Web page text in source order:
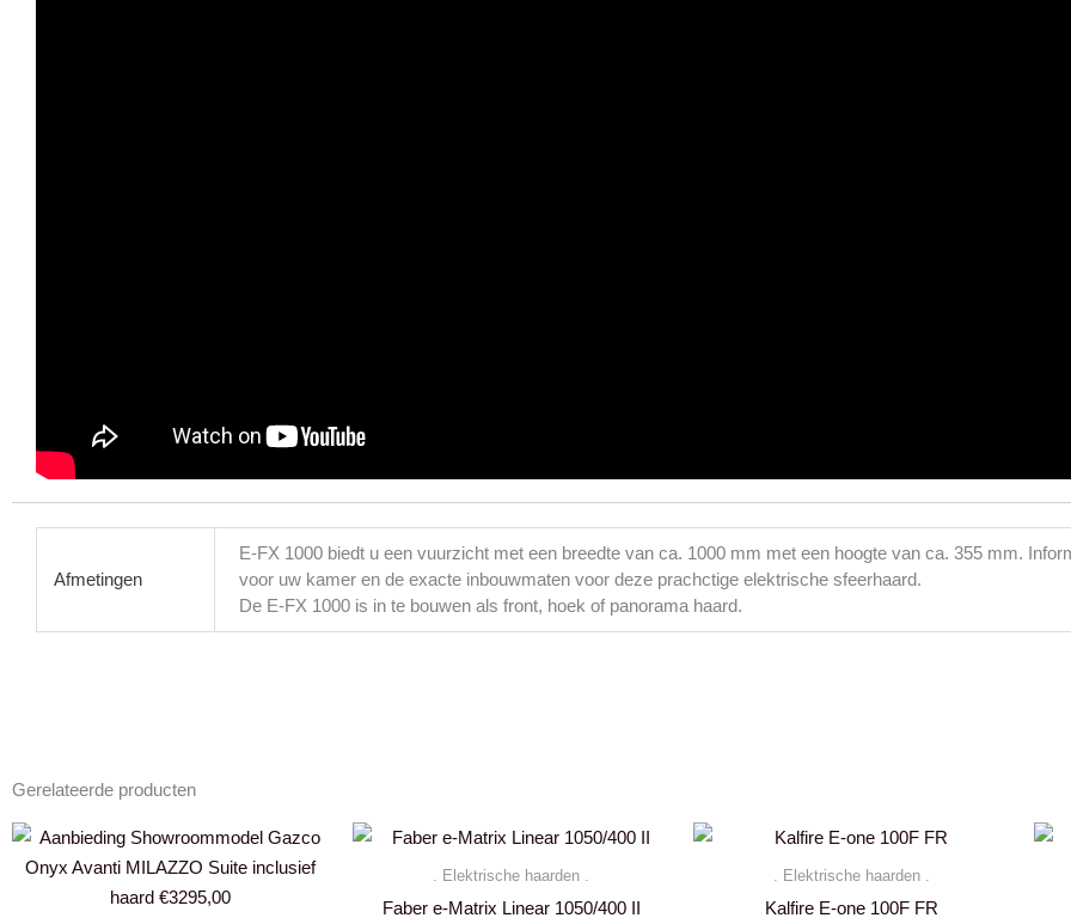
Afmetingen
E-FX 1000 biedt u een vuurzicht met een breedte van ca. 1000 mm met een hoogte van ca. 355 mm.
voor uw kamer en de exacte inbouwmaten voor deze prachctige elektrische sfeerhaard.
De E-FX 1000 is in te bouwen als front, hoek of panorama haard.
Gerelateerde producten
. Elektrische haarden .
Faber e-Matrix Linear 1050/400 II
. Elektrische haarden .
Kalfire E-one 100F FR